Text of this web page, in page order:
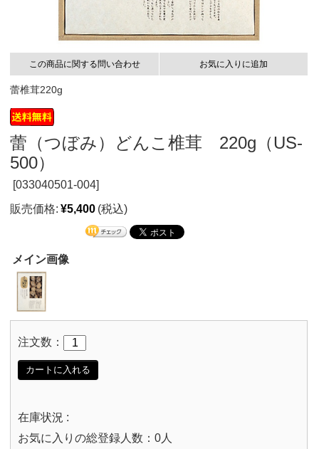
この商品に関する問い合わせ お気に入りに追加
蕾椎茸220g
蕾（つぼみ）どんこ椎茸 220g（US-
500）
[033040501-004]
販売価格: ¥5,400 (税込)
メイン画像
注文数：
カートに入れる
在庫状況 :
お気に入りの総登録人数：0人